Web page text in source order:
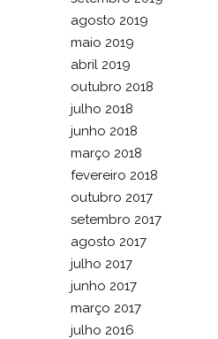
agosto 2019
maio 2019
abril 2019
outubro 2018
julho 2018
junho 2018
março 2018
fevereiro 2018
outubro 2017
setembro 2017
agosto 2017
julho 2017
junho 2017
março 2017
julho 2016